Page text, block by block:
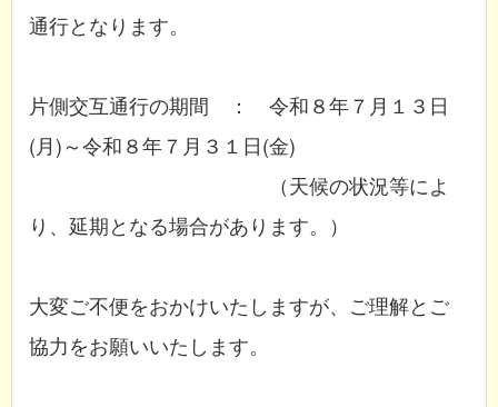
通行となります。
片側交互通行の期間 ： 令和８年７月１３日
(月)～令和８年７月３１日(金)
（天候の状況等によ
り、延期となる場合があります。）
大変ご不便をおかけいたしますが、ご理解とご
協力をお願いいたします。